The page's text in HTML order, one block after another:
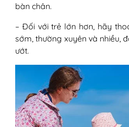
bàn chân.
– Đối với trẻ lớn hơn, hãy
sớm, thường xuyên và nhiều,
ướt.